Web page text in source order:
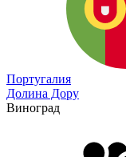
Португалия
Долина Дору
Виноград